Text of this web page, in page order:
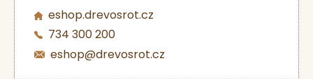
eshop.drevosrot.cz
734 300 200
eshop@drevosrot.cz